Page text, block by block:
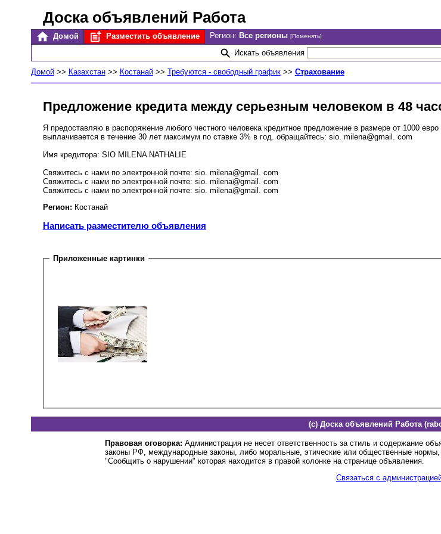
Доска объявлений Работа
Домой Разместить объявление Регион: Все регионы [Поменять]
Искать объявления
Домой>> Казахстан>> Костанай>> Требуются - свободный график>> Страхование
Предложение кредита между серьезным человеком в 48
Я предоставляю в распоряжение любого честного человека кредитное предложение в размере от 1000
выплачивается в течение 30 лет максимум по ставке 3% в год. обращайтесь: sio. milena@gmail. com
Имя кредитора: SIO MILENA NATHALIE
Свяжитесь с нами по электронной почте: sio. milena@gmail. com
Свяжитесь с нами по электронной почте: sio. milena@gmail. com
Свяжитесь с нами по электронной почте: sio. milena@gmail. com
Регион: Костанай
Написать разместителю объявления
Приложенные картинки
(c) Доска объявлений Работа
Правовая оговорка: Администрация не несет ответственность за стиль и содержание
законы РФ, международные законы, либо моральные, этические или общественные
"Сообщить о нарушении" которая находится в правой колонке на странице объявления.
Связаться с